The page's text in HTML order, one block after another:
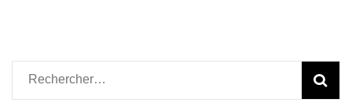
Rechercher :